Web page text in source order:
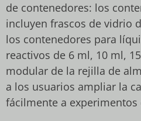
de contenedores: los
incluyen frascos de vidrio
los contenedores para
reactivos de 6 ml, 10 ml,
modular de la rejilla de
a los usuarios ampliar la
fácilmente a experimentos